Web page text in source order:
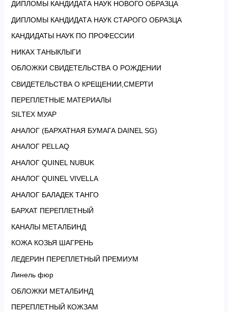
ДИПЛОМЫ КАНДИДАТА НАУК НОВОГО ОБРАЗЦА
ДИПЛОМЫ КАНДИДАТА НАУК СТАРОГО ОБРАЗЦА
КАНДИДАТЫ НАУК ПО ПРОФЕССИИ
НИКАХ ТАНЫКЛЫГИ
ОБЛОЖКИ СВИДЕТЕЛЬСТВА О РОЖДЕНИИ
СВИДЕТЕЛЬСТВА О КРЕЩЕНИИ,СМЕРТИ
ПЕРЕПЛЕТНЫЕ МАТЕРИАЛЫ
SILTEX МУАР
АНАЛОГ (БАРХАТНАЯ БУМАГА DAINEL SG)
АНАЛОГ PELLAQ
АНАЛОГ QUINEL NUBUK
АНАЛОГ QUINEL VIVELLA
АНАЛОГ БАЛАДЕК ТАНГО
БАРХАТ ПЕРЕПЛЕТНЫЙ
КАНАЛЫ МЕТАЛБИНД
КОЖА КОЗЬЯ ШАГРЕНЬ
ЛЕДЕРИН ПЕРЕПЛЕТНЫЙ ПРЕМИУМ
Линель фюр
ОБЛОЖКИ МЕТАЛБИНД
ПЕРЕПЛЕТНЫЙ КОЖЗАМ